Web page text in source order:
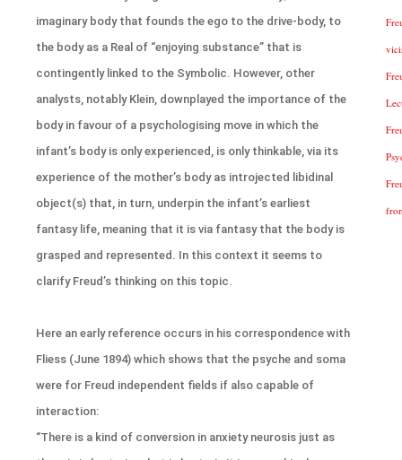
imaginary body that founds the ego to the drive-body, to
the body as a Real of “enjoying substance” that is
contingently linked to the Symbolic. However, other
analysts, notably Klein, downplayed the importance of the
body in favour of a psychologising move in which the
infant’s body is only experienced, is only thinkable, via its
experience of the mother’s body as introjected libidinal
object(s) that, in turn, underpin the infant’s earliest
fantasy life, meaning that it is via fantasy that the body is
grasped and represented. In this context it seems to
clarify Freud’s thinking on this topic.
Here an early reference occurs in his correspondence with
Fliess (June 1894) which shows that the psyche and soma
were for Freud independent fields if also capable of
interaction:
“There is a kind of conversion in anxiety neurosis just as